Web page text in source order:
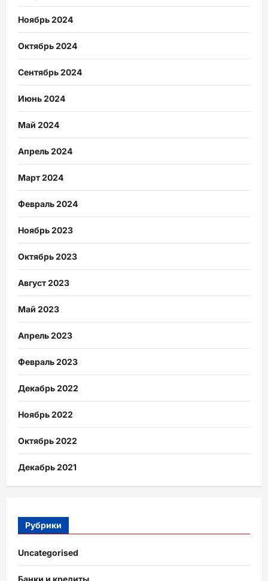
Ноябрь 2024
Октябрь 2024
Сентябрь 2024
Июнь 2024
Май 2024
Апрель 2024
Март 2024
Февраль 2024
Ноябрь 2023
Октябрь 2023
Август 2023
Май 2023
Апрель 2023
Февраль 2023
Декабрь 2022
Ноябрь 2022
Октябрь 2022
Декабрь 2021
Рубрики
Uncategorised
Банки и кредиты